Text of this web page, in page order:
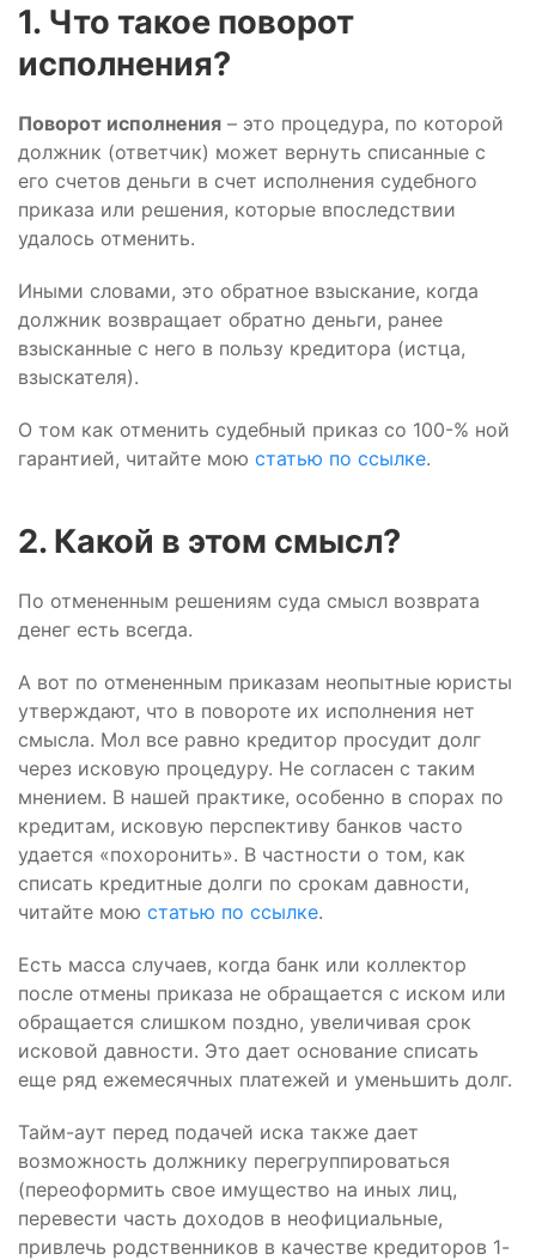
1. Что такое поворот
исполнения?
Поворот исполнения – это процедура, по которой
должник (ответчик) может вернуть списанные с
его счетов деньги в счет исполнения судебного
приказа или решения, которые впоследствии
удалось отменить.
Иными словами, это обратное взыскание, когда
должник возвращает обратно деньги, ранее
взысканные с него в пользу кредитора (истца,
взыскателя).
О том как отменить судебный приказ со 100-% ной
гарантией, читайте мою статью по ссылке.
2. Какой в этом смысл?
По отмененным решениям суда смысл возврата
денег есть всегда.
А вот по отмененным приказам неопытные юристы
утверждают, что в повороте их исполнения нет
смысла. Мол все равно кредитор просудит долг
через исковую процедуру. Не согласен с таким
мнением. В нашей практике, особенно в спорах по
кредитам, исковую перспективу банков часто
удается «похоронить». В частности о том, как
списать кредитные долги по срокам давности,
читайте мою статью по ссылке.
Есть масса случаев, когда банк или коллектор
после отмены приказа не обращается с иском или
обращается слишком поздно, увеличивая срок
исковой давности. Это дает основание списать
еще ряд ежемесячных платежей и уменьшить долг.
Тайм-аут перед подачей иска также дает
возможность должнику перегруппироваться
(переоформить свое имущество на иных лиц,
перевести часть доходов в неофициальные,
привлечь родственников в качестве кредиторов 1-